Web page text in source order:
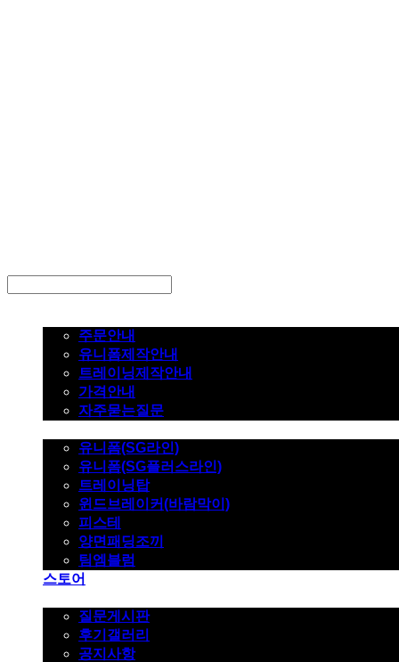
주문안내
유니폼제작안내
트레이닝제작안내
가격안내
자주묻는질문
유니폼(SG라인)
유니폼(SG플러스라인)
트레이닝탑
윈드브레이커(바람막이)
피스테
양면패딩조끼
팀엠블럼
스토어
질문게시판
후기갤러리
공지사항